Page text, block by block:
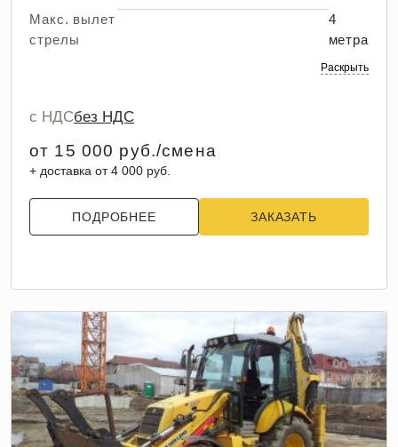
Макс. вылет
стрелы
4
метра
Раскрыть
с НДСбез НДС
от 15 000 руб./смена
+ доставка от 4 000 руб.
ПОДРОБНЕЕ ЗАКАЗАТЬ